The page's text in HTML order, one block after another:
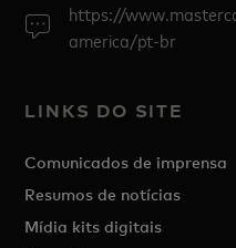
https://
america/pt-br
LINKS DO SITE
Comunicados de imprensa
Resumos de notícias
Mídia kits digitais